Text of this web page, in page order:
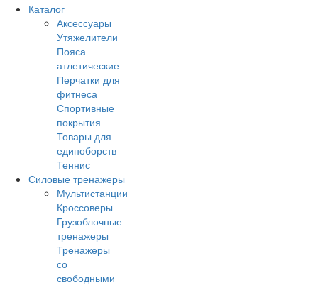
Каталог
Аксессуары
Утяжелители
Пояса
атлетические
Перчатки для
фитнеса
Спортивные
покрытия
Товары для
единоборств
Теннис
Силовые тренажеры
Мультистанции
Кроссоверы
Грузоблочные
тренажеры
Тренажеры
со
свободными